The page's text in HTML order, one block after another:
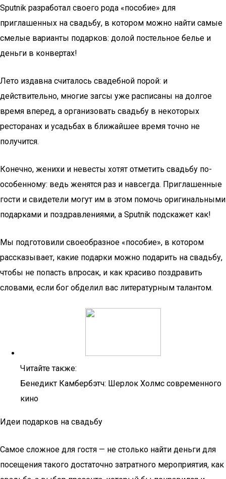
Sputnik разработал своего рода «пособие» для
приглашенных на свадьбу, в котором можно найти самые
смелые варианты подарков: долой постельное белье и
деньги в конвертах!
Лето издавна считалось свадебной порой: и
действительно, многие загсы уже расписаны на долгое
время вперед, а организовать свадьбу в некоторых
ресторанах и усадьбах в ближайшее время точно не
получится.
Конечно, женихи и невесты хотят отметить свадьбу по-
особенному: ведь женятся раз и навсегда. Приглашенные
гости и свидетели могут им в этом помочь оригинальными
подарками и поздравлениями, а Sputnik подскажет как!
Мы подготовили своеобразное «пособие», в котором
рассказывает, какие подарки можно подарить на свадьбу,
чтобы не попасть впросак, и как красиво поздравить
словами, если бог обделил вас литературным талантом.
Читайте также:
Бенедикт Камбербэтч: Шерлок Холмс современного
кино
Идеи подарков на свадьбу
Самое сложное для гостя — не столько найти деньги для
посещения такого достаточно затратного мероприятия, как